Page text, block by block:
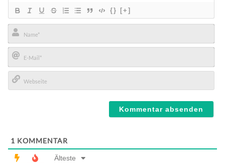
{} [+]
Name*
E-
Mail*
1 KOMMENTAR
Älteste